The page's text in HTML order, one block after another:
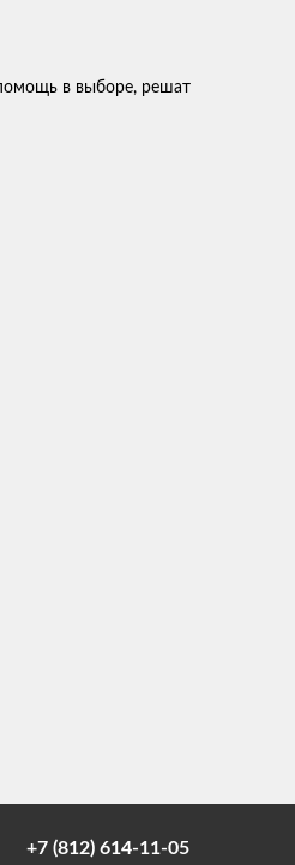
в выборе, решат
+7 (812) 614-11-05